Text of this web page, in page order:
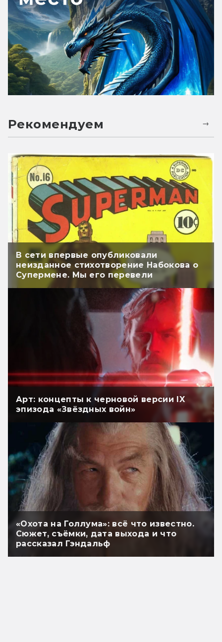
Рекомендуем
В сети впервые опубликовали
неизданное стихотворение Набокова о
Супермене. Мы его перевели
Арт: концепты к черновой версии IX
эпизода «Звёздных войн»
«Охота на Голлума»: всё что известно.
Сюжет, съёмки, дата выхода и что
рассказал Гэндальф